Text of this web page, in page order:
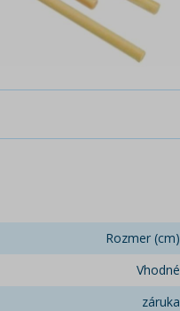
Rozmer (cm)
Vhodné
záruka